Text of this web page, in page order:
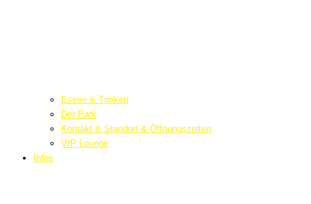
Essen & Trinken
Der Park
Kontakt & Standort & Öffnungszeiten
VIP Lounge
Infos